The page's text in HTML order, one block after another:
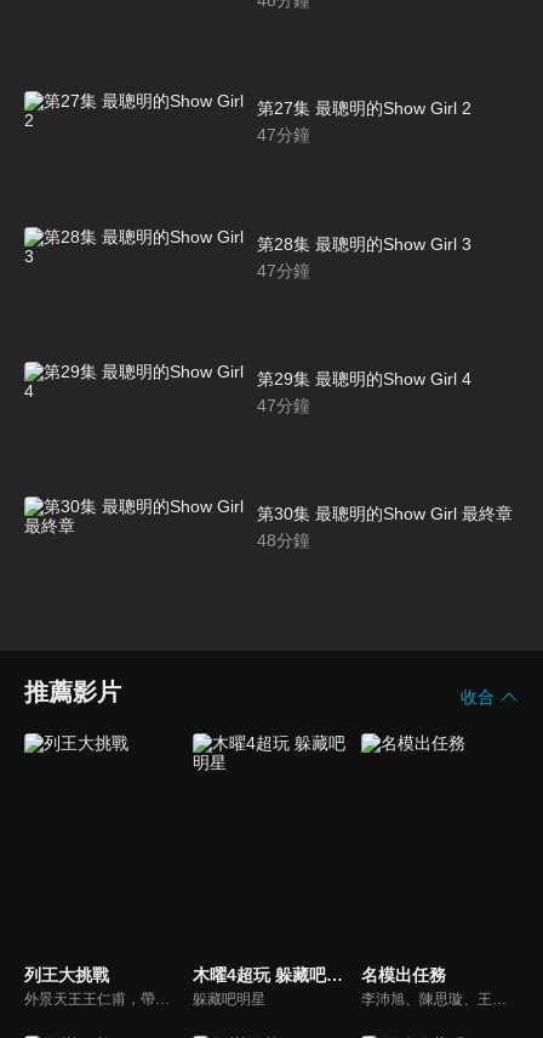
第27集 最聰明的Show Girl 2
47分鐘
第28集 最聰明的Show Girl 3
47分鐘
第29集 最聰明的Show Girl 4
47分鐘
第30集 最聰明的Show Girl 最終章
48分鐘
推薦影片 收合
列王大挑戰 木曜4超玩 躲藏吧明星
躲藏吧明星
名模出任務